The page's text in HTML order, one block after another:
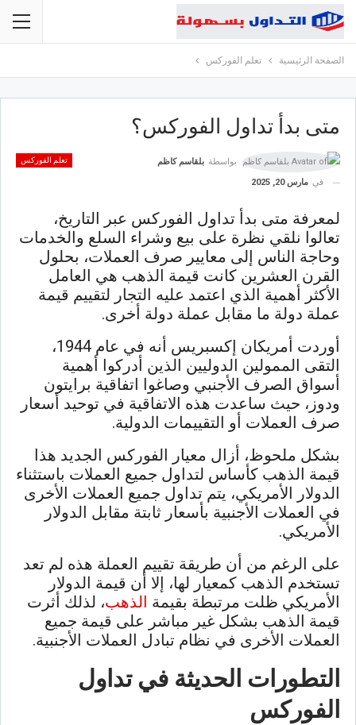
الصفحة الرئيسية تعلم الفوركس
متى بدأ تداول الفوركس؟
تعلم الفوركس بواسطة بلقاسم كاظم
في مارس 20, 2025
لمعرفة متى بدأ تداول الفوركس عبر التاريخ،
تعالوا نلقي نظرة على بيع وشراء السلع والخدمات
وحاجة الناس إلى معايير صرف العملات، بحلول
القرن العشرين كانت قيمة الذهب هي العامل
الأكثر أهمية الذي اعتمد عليه التجار لتقييم قيمة
عملة دولة ما مقابل عملة دولة أخرى.
أوردت أمريكان إكسبريس أنه في عام 1944،
التقى الممولين الدوليين الذين أدركوا أهمية
أسواق الصرف الأجنبي وصاغوا اتفاقية برايتون
ودوز، حيث ساعدت هذه الاتفاقية في توحيد أسعار
صرف العملات أو التقييمات الدولية.
بشكل ملحوظ، أزال معيار الفوركس الجديد هذا
قيمة الذهب كأساس لتداول جميع العملات باستثناء
الدولار الأمريكي، يتم تداول جميع العملات الأخرى
في العملات الأجنبية بأسعار ثابتة مقابل الدولار
الأمريكي.
على الرغم من أن طريقة تقييم العملة هذه لم تعد
تستخدم الذهب كمعيار لها، إلا أن قيمة الدولار
الأمريكي ظلت مرتبطة بقيمة الذهب، لذلك أثرت
قيمة الذهب بشكل غير مباشر على قيمة جميع
العملات الأخرى في نظام تبادل العملات الأجنبية.
التطورات الحديثة في تداول
الفوركس